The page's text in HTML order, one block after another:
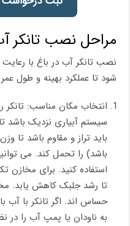
مراحل نصب تانکر
نصب تانکر آب در باغ با
شود تا عملکرد بهینه و طول
انتخاب مکان مناسب: تانکر
سیستم آبیاری نزدیک
باید تراز و مقاوم باشد تا
باشد) را تحمل کند. می
استفاده کنید. برای مخازن
تا رشد جلبک کاهش یابد.
حساس ‌اند. اگر تانکر با آب
به ناودان یا پمپ آب را در